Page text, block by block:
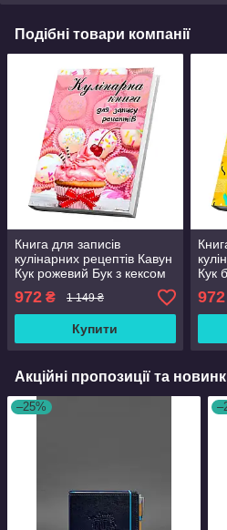
Подібні товари компанії
Книга для записів
кулінарних рецептів Кавун
Кук рожевий Бук з кексом
15 х 21 см A5 360 стор
972 ₴ 1 149 ₴
Купити
Кук
х 21
972
Акційні пропозиції та
–25%